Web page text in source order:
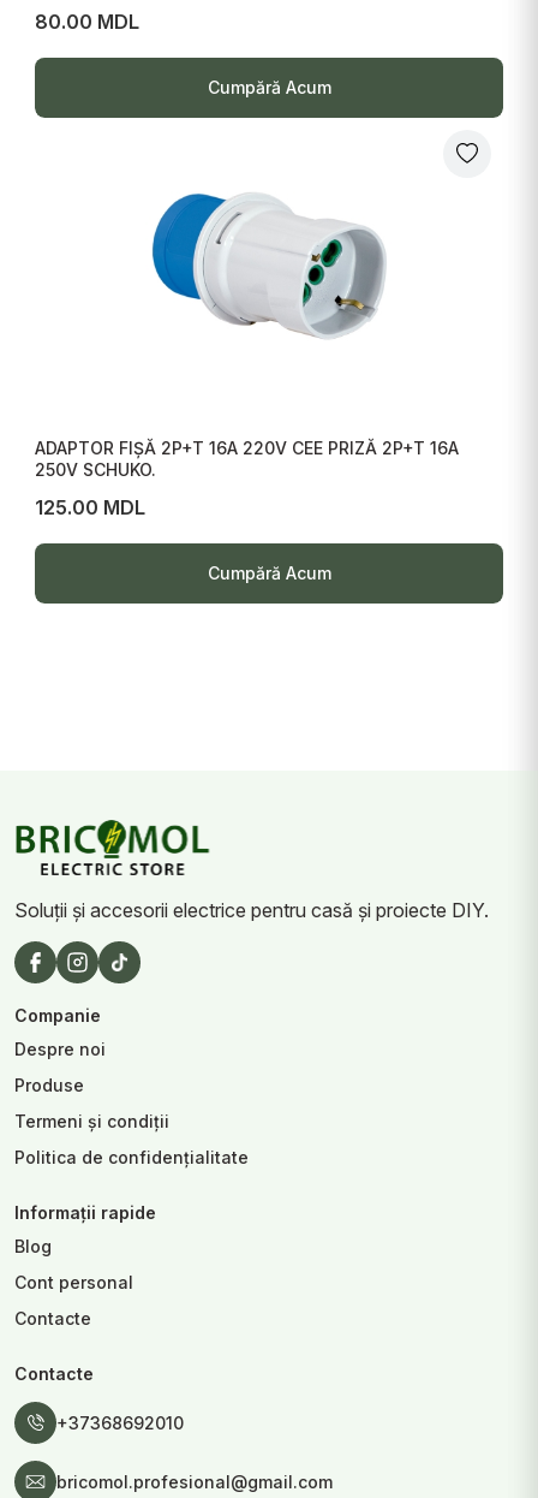
80.00 MDL
Cumpără Acum
ADAPTOR FIȘĂ 2P+T 16A 220V CEE PRIZĂ 2P+T 16A
250V SCHUKO.
125.00 MDL
Cumpără Acum
Soluții și accesorii electrice pentru casă și proiecte DIY.
Companie
Despre noi
Produse
Termeni și condiții
Politica de confidențialitate
Informații rapide
Blog
Cont personal
Contacte
Contacte
+37368692010
bricomol.profesional@gmail.com